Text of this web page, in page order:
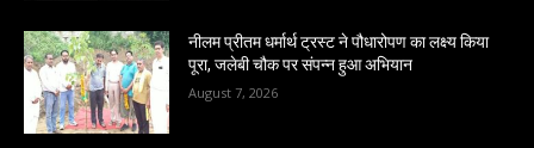
नीलम प्रीतम धर्मार्थ ट्रस्ट ने पौधारोपण का लक्ष्य किया
पूरा, जलेबी चौक पर संपन्न हुआ अभियान
August 7, 2026